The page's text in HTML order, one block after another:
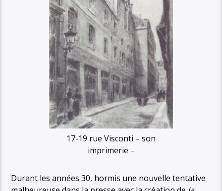
17-19 rue Visconti – son
imprimerie –
Durant les années 30, hormis une nouvelle tentative